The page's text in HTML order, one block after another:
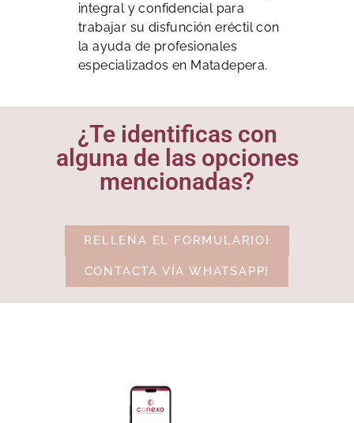
integral y confidencial para
trabajar su disfunción eréctil con
la ayuda de profesionales
especializados en Matadepera.
¿Te identificas con
alguna de las opciones
mencionadas?
RELLENA EL FORMULARIO}
CONTACTA VÍA WHATSAPP}